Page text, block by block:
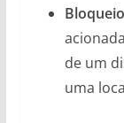
de um
uma